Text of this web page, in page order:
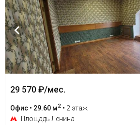
29 570 ₽/мес.
Офис • 29.60 м2 • 2 этаж
Площадь Ленина